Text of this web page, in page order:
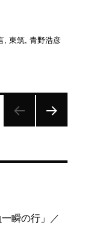
勉強を頑張りな
,東筑,青野浩彦
瞬の行」／